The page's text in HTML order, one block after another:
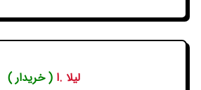
لیلا .ا( خریدار )